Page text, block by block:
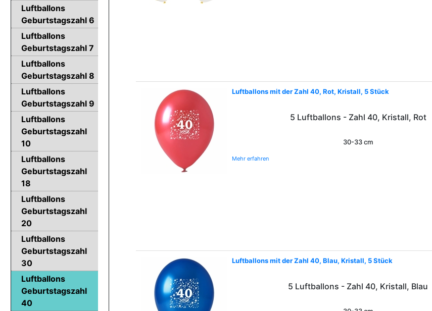
Luftballons mit der Zahl 40, Rot, Kristall, 5 Stück
5 Luftballons - Zahl 40, Kristall, Rot
30-33 cm
Mehr erfahren
Luftballons mit der Zahl 40, Blau, Kristall, 5 Stück
5 Luftballons - Zahl 40, Kristall, Blau
Luftballons
Geburtstagszahl 6
Luftballons
Geburtstagszahl 7
Luftballons
Geburtstagszahl 8
Luftballons
Geburtstagszahl 9
Luftballons
Geburtstagszahl
10
Luftballons
Geburtstagszahl
18
Luftballons
Geburtstagszahl
20
Luftballons
Geburtstagszahl
30
Luftballons
Geburtstagszahl
40